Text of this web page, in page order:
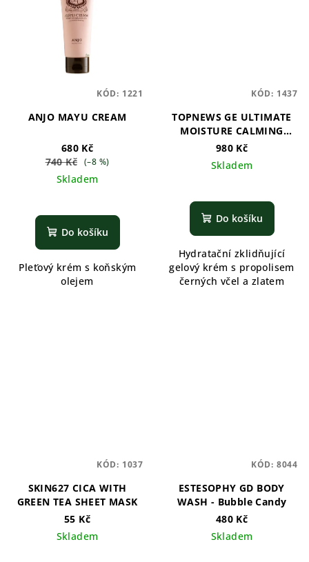
ANJO MAYU CREAM
680 Kč
740 Kč (–8 %)
Skladem
Do košíku
Pleťový krém s koňským
olejem
KÓD: 1221
TOPNEWS GE ULTIMATE
MOISTURE CALMING
CREAM
980 Kč
Skladem
Do košíku
Hydratační zklidňující
gelový krém s propolisem
černých včel a zlatem
KÓD: 1437
SKIN627 CICA WITH
GREEN TEA SHEET MASK
55 Kč
Skladem
KÓD: 1037
ESTESOPHY GD BODY
WASH - Bubble Candy
480 Kč
Skladem
KÓD: 8044